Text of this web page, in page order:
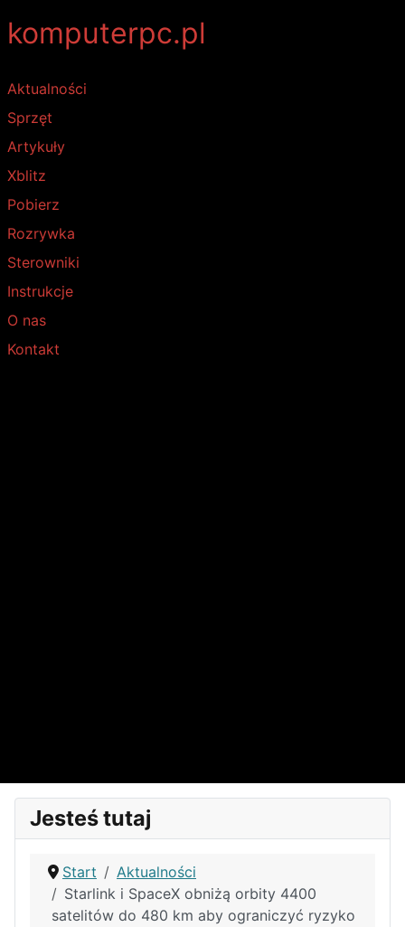
komputerpc.pl
Aktualności
Sprzęt
Artykuły
Xblitz
Pobierz
Rozrywka
Sterowniki
Instrukcje
O nas
Kontakt
Jesteś tutaj
Start
Aktualności
Starlink i SpaceX obniżą orbity 4400
satelitów do 480 km aby ograniczyć ryzyko